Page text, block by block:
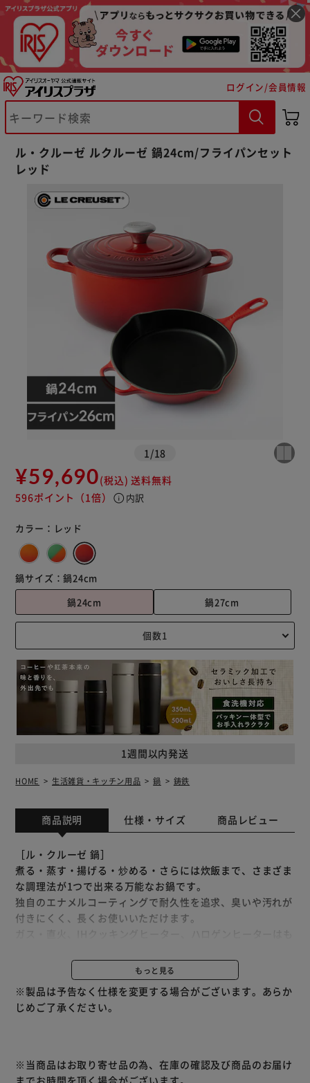
ログイン/会員情報
ル・クルーゼ ルクルーゼ 鍋24cm/フライパンセット
レッド
1 /18
¥59,690(税込) 送料無料
596ポイント （1倍） info 内訳
カラー： レッド
鍋サイズ：鍋24cm
鍋24cm
鍋27cm
1週間以内発送
HOME 生活雑貨・キッチン用品 鍋 鋳鉄
商品説明 仕様・サイズ 商品レビュー
［ル・クルーゼ 鍋］
煮る・蒸す・揚げる・炒める・さらには炊飯まで、さまざま
な調理法が1つで出来る万能なお鍋です。
独自のエナメルコーティングで耐久性を追求、臭いや汚れが
付きにくく、長くお使いいただけます。
優れた熱伝導でゆっくりムラなく熱が入り、食材が煮崩れし
にくく、食材の甘みを引き出します。
［ル・クルーゼ フライパン］
バランスよく食材に熱が伝わるので、焼きムラが少なく美味
しく仕上がります。
もっと見る
※製品は予告なく仕様を変更する場合がございます。あらか
じめご了承ください。
※当商品はお取り寄せ品の為、在庫の確認及び商品のお届け
までお時間を頂く場合がございます。
※ご確認ください